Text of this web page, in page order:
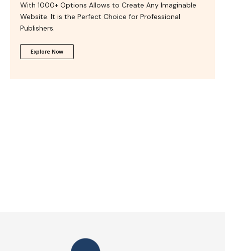
With 1000+ Options Allows to Create Any Imaginable
Website. It is the Perfect Choice for Professional
Publishers.
Explore Now